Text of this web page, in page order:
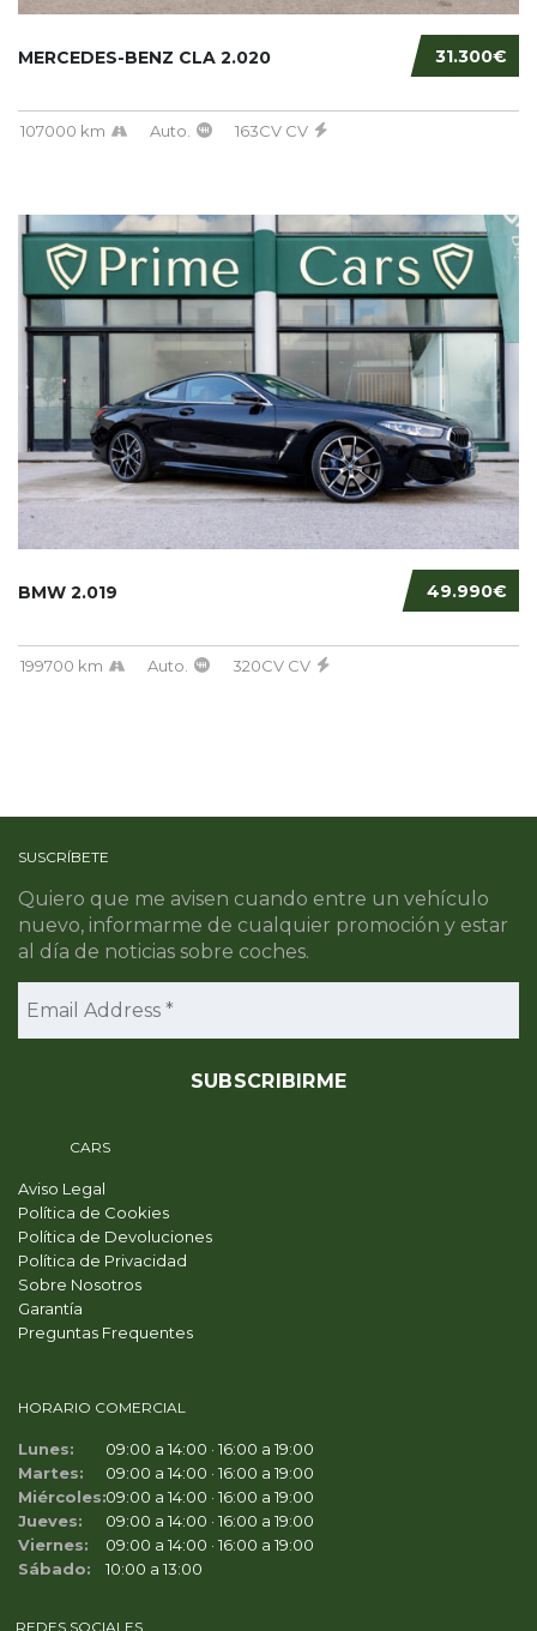
31.300€
MERCEDES-BENZ CLA 2.020
107000 km Auto. 163CV CV
49.990€
BMW 2.019
199700 km Auto. 320CV CV
SUSCRÍBETE
Quiero que me avisen cuando entre un vehículo
nuevo, informarme de cualquier promoción y estar
al día de noticias sobre coches.
CARS
Aviso Legal
Política de Cookies
Política de Devoluciones
Política de Privacidad
Sobre Nosotros
Garantía
Preguntas Frequentes
HORARIO COMERCIAL
Lunes:
09:00 a 14:00 · 16:00 a 19:00
Martes:
09:00 a 14:00 · 16:00 a 19:00
Miércoles:09:00 a 14:00 · 16:00 a 19:00
Jueves:
09:00 a 14:00 · 16:00 a 19:00
Viernes:
09:00 a 14:00 · 16:00 a 19:00
Sábado:
10:00 a 13:00
REDES SOCIALES